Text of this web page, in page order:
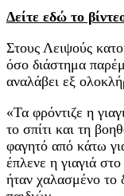
Δείτε εδώ το
Στους Λειψούς
όσο διάστημα
αναλάβει εξ
«Τα φρόντιζε η
το σπίτι και τη
φαγητό από κάτω
έπλενε η γιαγιά
ήταν χαλασμένο το